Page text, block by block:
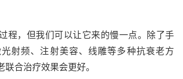
程，但我们可以让它来的慢一点。除了手
射频、注射美容、线雕等多种抗衰老方
合治疗效果会更好。